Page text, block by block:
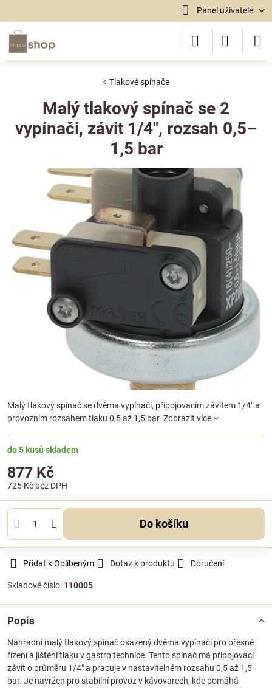
Panel uživatele
Tlakové spínače
Malý tlakový spínač se 2
vypínači, závit 1/4", rozsah 0,5–
1,5 bar
Malý tlakový spínač se dvěma vypínači, připojovacím závitem 1/4" a
provozním rozsahem tlaku 0,5 až 1,5 bar. Zobrazit více
do 5 kusů skladem
877 Kč
725 Kč bez DPH
Do košíku
Přidat k Oblíbeným Dotaz k produktu Doručení
Skladové číslo: 110005
Popis
Náhradní malý tlakový spínač osazený dvěma vypínači pro přesné
řízení a jištění tlaku v gastro technice. Tento spínač má připojovací
závit o průměru 1/4" a pracuje v nastavitelném rozsahu 0,5 až 1,5
bar. Je navržen pro stabilní provoz v kávovarech, kde pomáhá